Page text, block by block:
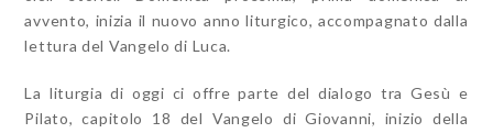
avvento, inizia il nuovo anno liturgico, accompagnato dalla
lettura del Vangelo di Luca.
La liturgia di oggi ci offre parte del dialogo tra Gesù e
Pilato, capitolo 18 del Vangelo di Giovanni, inizio della